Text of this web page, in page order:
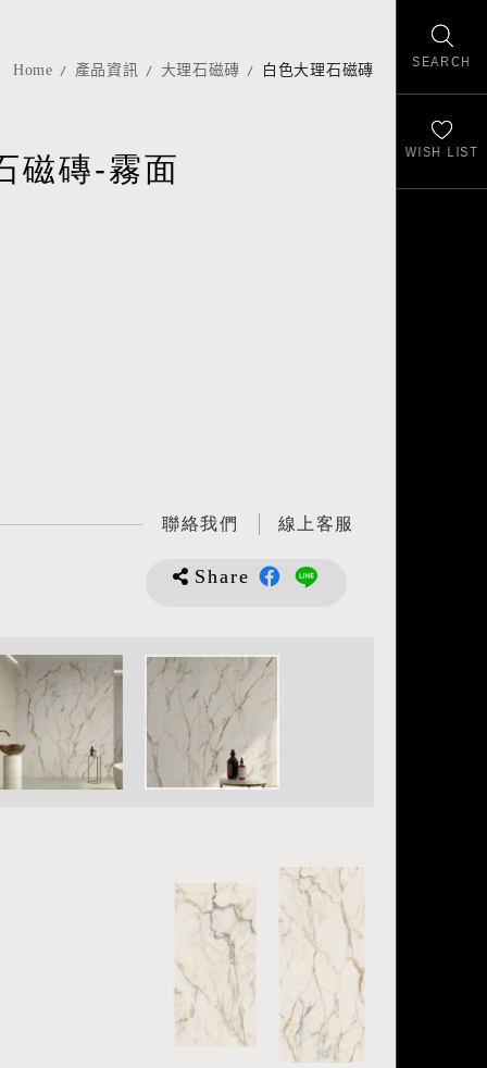
SEARCH
WISH LIST
Home 產品資訊 大理石磁磚 白色大理石磁磚
磁磚-霧面
聯絡我們 線上客服
Share